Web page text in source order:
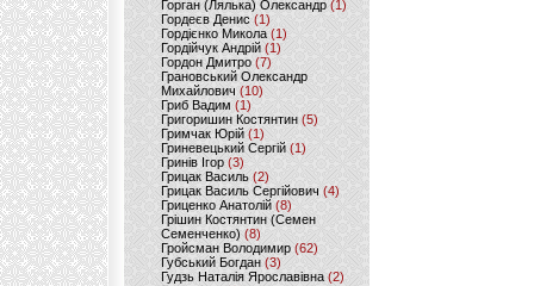
Горган (Лялька) Олександр(1)
Гордеєв Денис (1)
Гордієнко Микола (1)
Гордійчук Андрій (1)
Гордон Дмитро (7)
Грановський Олександр
Михайлович (10)
Гриб Вадим (1)
Григоришин Костянтин (5)
Гримчак Юрій(1)
Гриневецький Сергій(1)
Гринів Ігор (3)
Грицак Василь (2)
Грицак Василь Сергійович (4)
Гриценко Анатолій (8)
Грішин Костянтин (Семен
Семенченко)(8)
Гройсман Володимир(62)
Губський Богдан (3)
Гудзь Наталія Ярославівна(2)